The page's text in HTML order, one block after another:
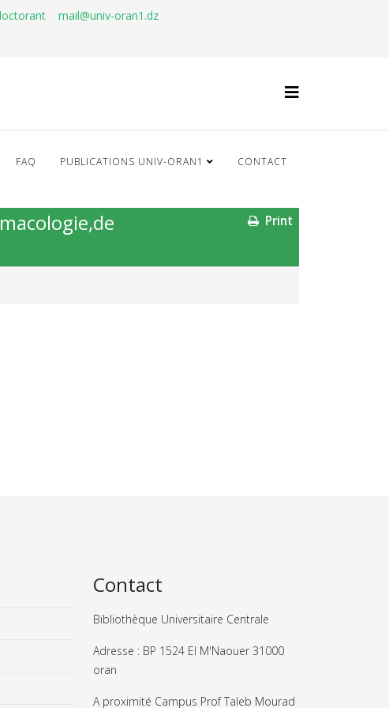
mail@univ-oran1.dz
FAQ PUBLICATIONS UNIV-ORAN1 CONTACT
Print
Contact
Bibliothèque Universitaire Centrale
Adresse : BP 1524 El M'Naouer 31000
oran
A proximité Campus Prof Taleb Mourad